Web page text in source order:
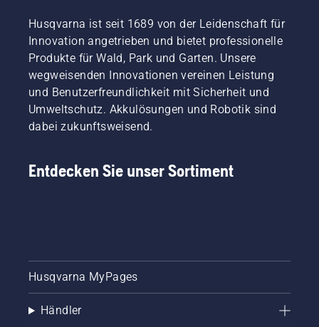
Husqvarna ist seit 1689 von der Leidenschaft für
Innovation angetrieben und bietet professionelle
Produkte für Wald, Park und Garten. Unsere
wegweisenden Innovationen vereinen Leistung
und Benutzerfreundlichkeit mit Sicherheit und
Umweltschutz. Akkulösungen und Robotik sind
dabei zukunftsweisend.
Entdecken Sie unser Sortiment
Husqvarna MyPages
Händler